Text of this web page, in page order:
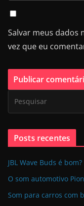
Salvar meus dados
vez que eu
Posts recentes
JBL Wave Buds é
O som automotivo
Som para carros com